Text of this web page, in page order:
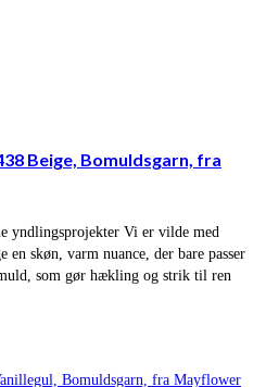
Beige, Bomuldsgarn, fra
yndlingsprojekter Vi er vilde med
skøn, varm nuance, der bare passer
som gør hækling og strik til ren